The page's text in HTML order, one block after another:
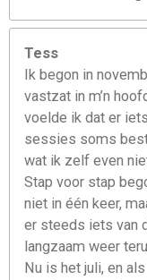
Tess
Ik begon in
vastzat in m’n
voelde ik dat er
sessies soms
wat ik zelf even
Stap voor stap
niet in één keer,
er steeds iets van
langzaam weer
Nu is het juli, en